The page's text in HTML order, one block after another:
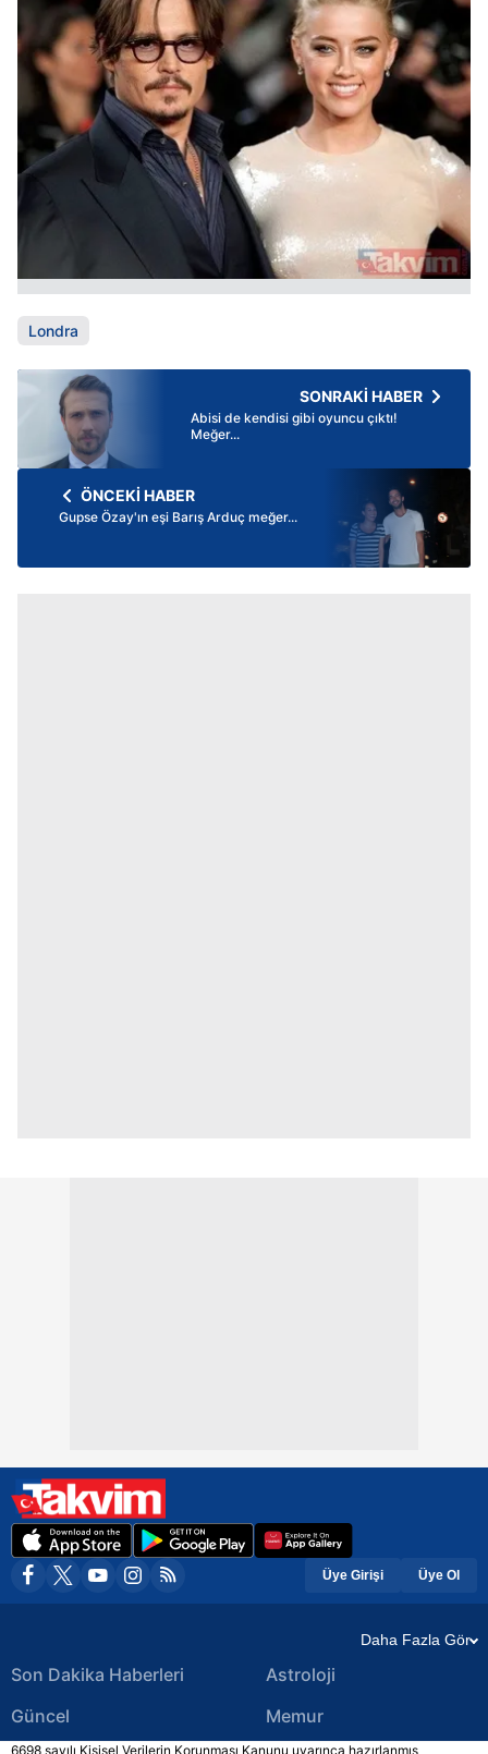
Londra
SONRAKİ HABER
Abisi de kendisi gibi oyuncu çıktı!
Meğer...
ÖNCEKİ HABER
Gupse Özay'ın eşi Barış Arduç meğer...
Üye Girişi Üye Ol
Daha Fazla Gör
Son Dakika Haberleri
Güncel
Astroloji
Memur
6698 sayılı Kişisel Verilerin Korunması Kanunu uyarınca hazırlanmış